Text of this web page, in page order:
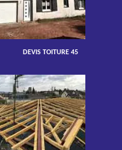
DEVIS TOITURE 45